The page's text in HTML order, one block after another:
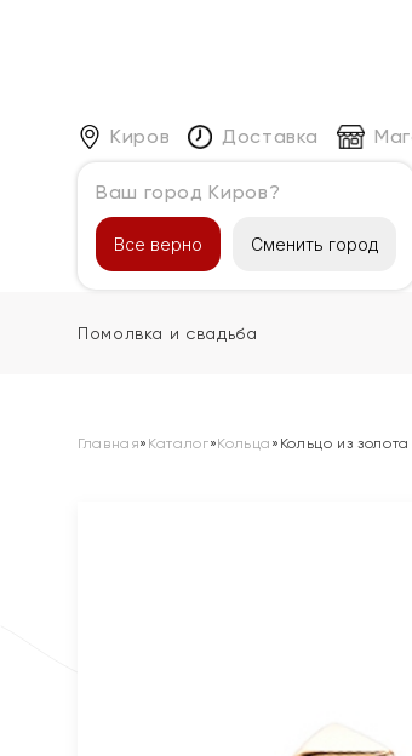
Киров
Ваш город Киров?
Все верно Сменить город
Доставка
Каталог
Помолвка и свадьба
Главная» Каталог»Кольца » Кольцо из